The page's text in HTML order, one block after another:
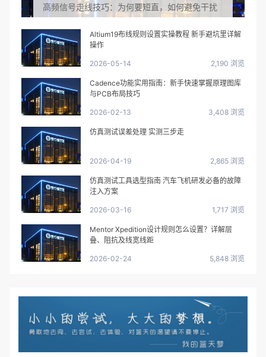
高频信号走线技巧：为何要短直，如何避免干扰
Altium19布线规则设置实操教程 新手避坑里详解
操作
2026-05-14 2,190 浏览
Cadence功能实用指南：新手快速掌握原理图库
与PCB布局技巧
2026-02-13 3,408 浏览
仿真测试误差处理 实测三步走
2026-04-19 2,865 浏览
仿真测试工具选型指南 汽车飞机研发必备的故障
注入方案
2026-03-16 1,717 浏览
Mentor Xpedition设计规则怎么设置？详解层
叠、阻抗及线宽线距
2026-02-24 5,848 浏览